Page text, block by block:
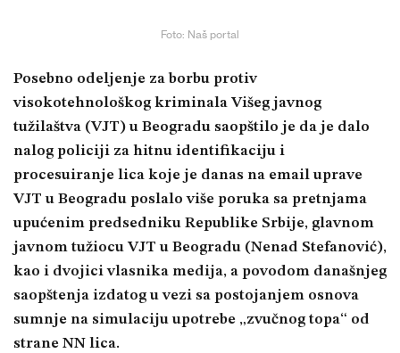
Foto: Naš portal
Posebno odeljenje za borbu protiv
visokotehnološkog kriminala Višeg javnog
tužilaštva (VJT) u Beogradu saopštilo je da je dalo
nalog policiji za hitnu identifikaciju i
procesuiranje lica koje je danas na email uprave
VJT u Beogradu poslalo više poruka sa pretnjama
upućenim predsedniku Republike Srbije, glavnom
javnom tužiocu VJT u Beogradu (Nenad Stefanović),
kao i dvojici vlasnika medija, a povodom današnjeg
saopštenja izdatog u vezi sa postojanjem osnova
sumnje na simulaciju upotrebe „zvučnog topa“ od
strane NN lica.